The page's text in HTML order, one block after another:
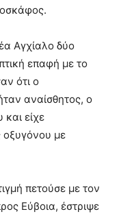
Αγχίαλο δύο
επαφή με το
ότι ο
αναίσθητος, ο
είχε
οξυγόνου με
πετούσε με τον
Εύβοια, έστριψε